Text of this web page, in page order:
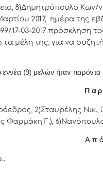
8)Δημητρόπουλο Κων/
2017, ημέρα της
17-03-2017 πρόσκληση
μέλη της, για vα
(9) μελών ήταv παρόvτα
Π α ρ
2)Σταυρέλης
Φαρμάκη Γ.),
Α π